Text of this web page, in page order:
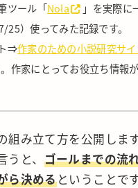
ツール「Nola
」を実際に
25）使ってみた記録です。
⇒作家のための小説研究サ
作家にとってお役立ち情報
み立て方を公開します
と、 ゴールまでの流
ら決めるということです